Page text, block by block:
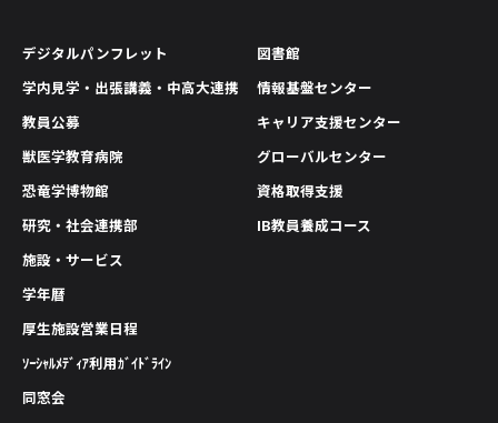
デジタルパンフレット
学内見学・出張講義・中高大連携
教員公募
獣医学教育病院
恐竜学博物館
研究・社会連携部
図書館
情報基盤センター
キャリア支援センター
グローバルセンター
資格取得支援
IB教員養成コース
施設・サービス
学年暦
厚生施設営業日程
ｿｰｼｬﾙﾒﾃﾞｨｱ利用ｶﾞｲﾄﾞﾗｲﾝ
同窓会